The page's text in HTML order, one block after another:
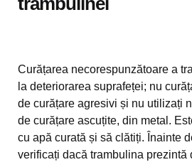
Curățarea necorespunzătoare a
la deteriorarea suprafeței; nu
de curățare agresivi și nu utilizați
de curățare ascuțite, din metal.
cu apă curată și să clătiți. Înainte
verificați dacă trambulina prezintă